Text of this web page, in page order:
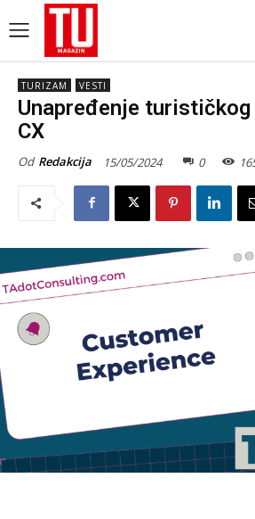
TURIZAM VESTI
Unapređenje
CX
Od Redakcija 15/05/2024 0